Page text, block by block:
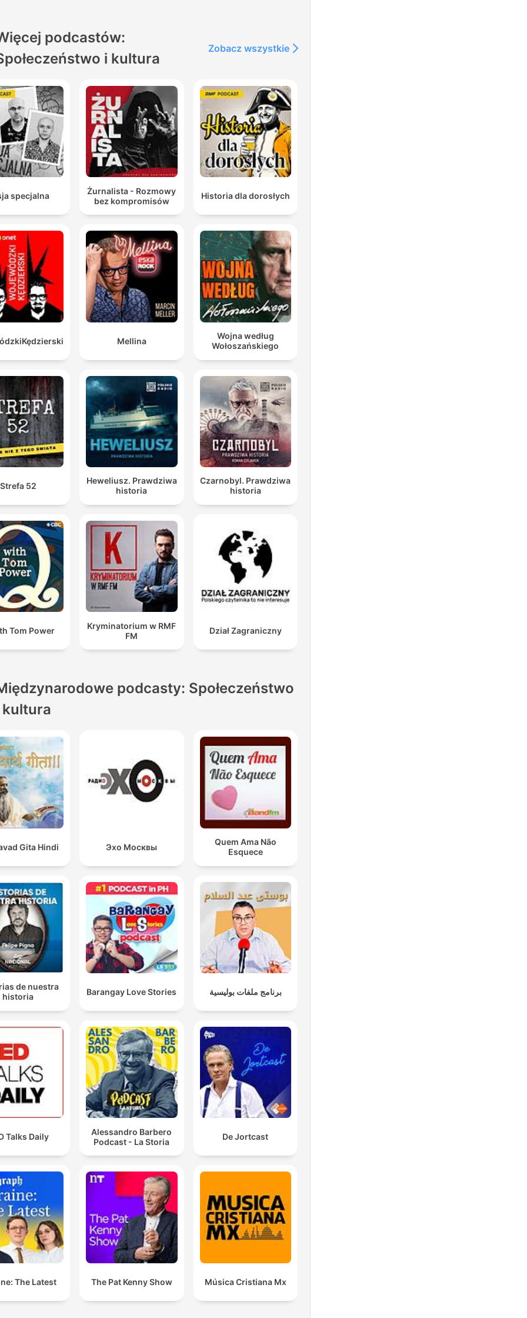
podcastów:
i kultura
Zobacz wszystkie
specjalna
Żurnalista - Rozmowy
bez kompromisów
Historia dla dorosłych
Mellina
Wojna według
Wołoszańskiego
Strefa 52
Heweliusz. Prawdziwa
historia
Czarnobyl. Prawdziwa
historia
Tom Power
Kryminatorium w RMF
FM
Dział Zagraniczny
podcasty: Społeczeństwo
kultura
Gita Hindi Эхо Москвы
Quem Ama Não
Esquece
de nuestra
historia
Barangay Love Stories برنامج ملفات بوليسية
Talks Daily
Alessandro Barbero
Podcast - La Storia
De Jortcast
The Latest The Pat Kenny Show Música Cristiana Mx